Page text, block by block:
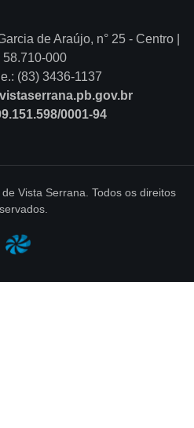
de Araújo, n° 25 - Centro |
58.710-000
(83) 3436-1137
0001-94
Vista Serrana. Todos os direitos